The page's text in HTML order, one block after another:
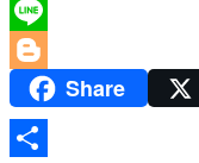
Twitter
Line
BloggerShare